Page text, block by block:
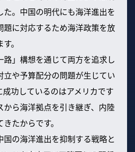
た。中国の明代にも海洋進出を
題に対応するため海洋政策を放
。
路」構想を通じて両方を追求し
立や予算配分の問題が生じてい
成功しているのはアメリカです
から海洋拠点を引き継ぎ、内陸
たからです。
国の海洋進出を抑制する戦略と